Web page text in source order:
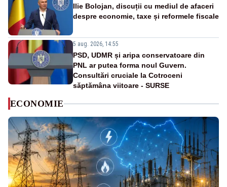
Ilie Bolojan, discuții cu mediul de afaceri
despre economie, taxe și reformele fiscale
5 aug. 2026, 14:55
PSD, UDMR și aripa conservatoare din
PNL ar putea forma noul Guvern.
Consultări cruciale la Cotroceni
săptămâna viitoare - SURSE
ECONOMIE